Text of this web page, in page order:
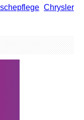
Chrysler